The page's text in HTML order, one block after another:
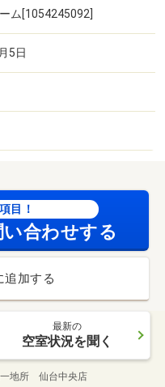
ム[1054245092]
5日
目！
合わせする
追加する
最新の
空室状況を聞く
一地所 仙台中央店